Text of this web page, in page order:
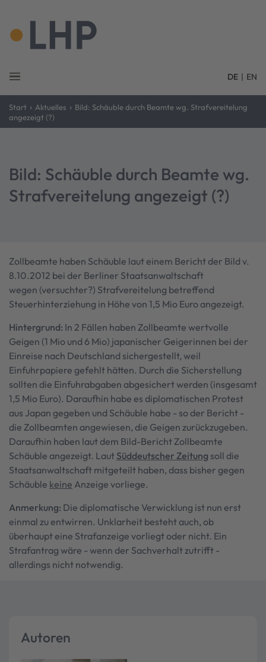
DE | EN
Start › Aktuelles › Bild: Schäuble durch Beamte wg. Strafvereitelung
angezeigt (?)
Bild: Schäuble durch Beamte wg.
Strafvereitelung angezeigt (?)
Zollbeamte haben Schäuble laut einem Bericht der Bild v.
8.10.2012 bei der Berliner Staatsanwaltschaft
wegen (versuchter?) Strafvereitelung betreffend
Steuerhinterziehung in Höhe von 1,5 Mio Euro angezeigt.
Hintergrund: In 2 Fällen haben Zollbeamte wertvolle
Geigen (1 Mio und 6 Mio) japanischer Geigerinnen bei der
Einreise nach Deutschland sichergestellt, weil
Einfuhrpapiere gefehlt hätten. Durch die Sicherstellung
sollten die Einfuhrabgaben abgesichert werden (insgesamt
1,5 Mio Euro). Daraufhin habe es diplomatischen Protest
aus Japan gegeben und Schäuble habe - so der Bericht -
die Zollbeamten angewiesen, die Geigen zurückzugeben.
Daraufhin haben laut dem Bild-Bericht Zollbeamte
Schäuble angezeigt. Laut Süddeutscher Zeitung soll die
Staatsanwaltschaft mitgeteilt haben, dass bisher gegen
Schäuble keine Anzeige vorliege.
Anmerkung: Die diplomatische Verwicklung ist nun erst
einmal zu entwirren. Unklarheit besteht auch, ob
überhaupt eine Strafanzeige vorliegt oder nicht. Ein
Strafantrag wäre - wenn der Sachverhalt zutrifft -
allerdings nicht notwendig.
Autoren